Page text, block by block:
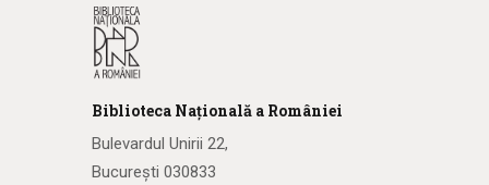
Biblioteca Națională a României
Bulevardul Unirii 22,
București 030833